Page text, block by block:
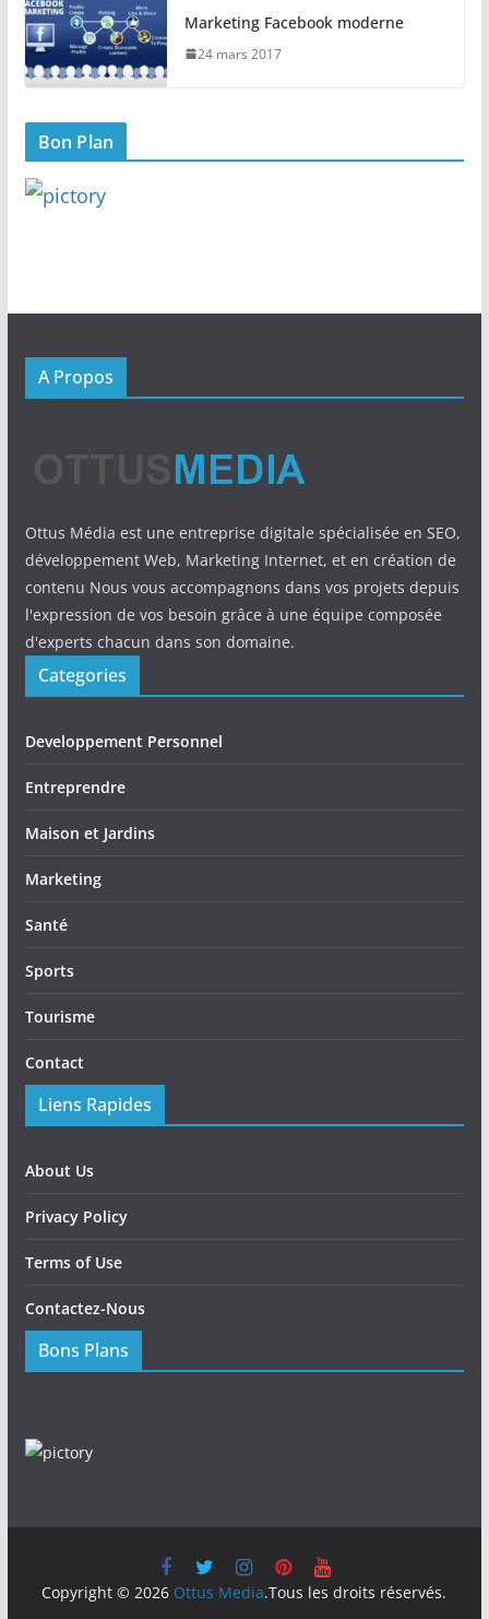
Marketing Facebook moderne
24 mars 2017
Bon Plan
A Propos
Ottus Média est une entreprise digitale spécialisée en SEO,
développement Web, Marketing Internet, et en création de
contenu Nous vous accompagnons dans vos projets depuis
l'expression de vos besoin grâce à une équipe composée
d'experts chacun dans son domaine.
Categories
Developpement Personnel
Entreprendre
Maison et Jardins
Marketing
Santé
Sports
Tourisme
Contact
Liens Rapides
About Us
Privacy Policy
Terms of Use
Contactez-Nous
Bons Plans
Copyright © 2026 Ottus Media.Tous les droits réservés.